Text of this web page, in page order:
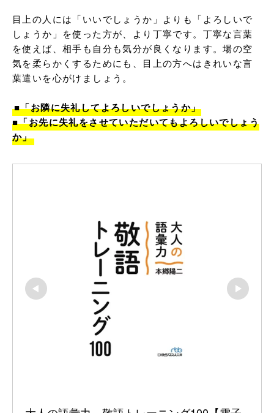
目上の人には「いいでしょうか」よりも「よろしいで
しょうか」を使った方が、より丁寧です。丁寧な言葉
を使えば、相手も自分も気分が良くなります。場の空
気を柔らかくするためにも、目上の方へはきれいな言
葉遣いを心がけましょう。
■「お隣に失礼してよろしいでしょうか」
■「お先に失礼をさせていただいてもよろしいでしょう
か」